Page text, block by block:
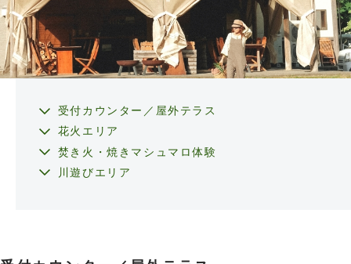
受付カウンター／屋外テラス
花火エリア
焚き火・焼きマシュマロ体験
川遊びエリア